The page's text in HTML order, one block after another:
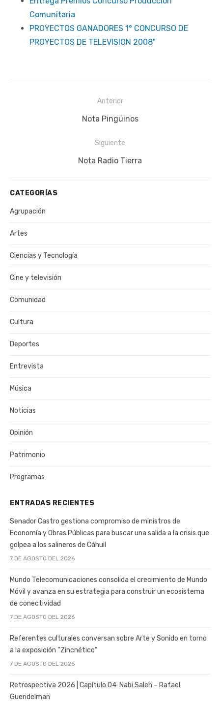
Comunitaria
PROYECTOS GANADORES 1° CONCURSO DE
PROYECTOS DE TELEVISION 2008"
Anterior
Publicación
Nota Pingüinos
Siguiente
Siguiente
Nota Radio Tierra
CATEGORÍAS
Agrupación
Artes
Ciencias y Tecnología
Cine y televisión
Comunidad
Cultura
Deportes
Entrevista
Música
Noticias
Opinión
Patrimonio
Programas
ENTRADAS RECIENTES
Senador Castro gestiona compromiso de ministros de
Economía y Obras Públicas para buscar una salida a la crisis que
golpea a los salineros de Cáhuil
7 DE AGOSTO DEL 2026
Mundo Telecomunicaciones consolida el crecimiento de Mundo
Móvil y avanza en su estrategia para construir un ecosistema
de conectividad
7 DE AGOSTO DEL 2026
Referentes culturales conversan sobre Arte y Sonido en torno
a la exposición “Zincnético”
7 DE AGOSTO DEL 2026
Retrospectiva 2026 | Capítulo 04: Nabi Saleh – Rafael
Guendelman